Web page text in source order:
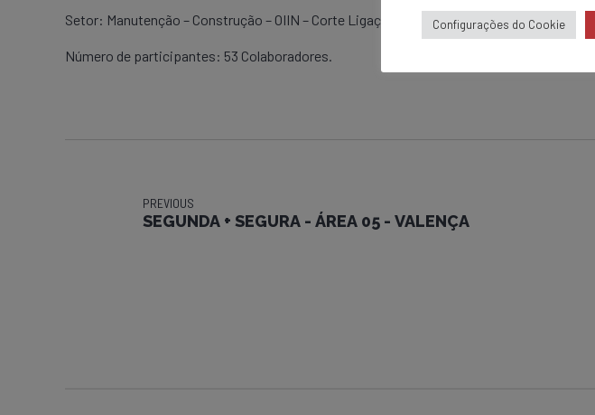
Setor: Manutenção – Construção – OIIN – ​​​​​​​​​​​​​​​​​​​​​​​​​​​​​​​​​​​​​​​​Corte Ligação- ADM – Linha Viva
Número de participantes: 53 Colaboradores.
PREVIOUS
SEGUNDA + SEGURA - ÁREA 05 - VALENÇA
Configurações do Cookie